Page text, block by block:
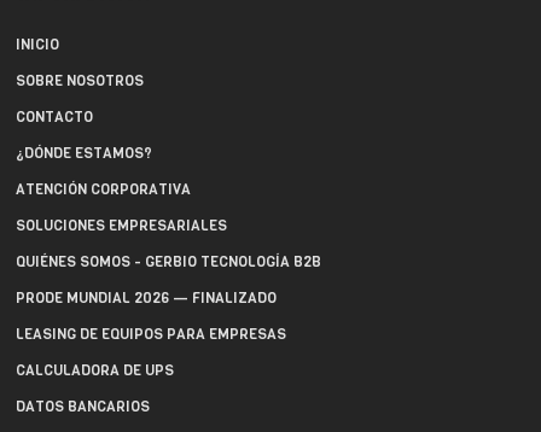
INICIO
SOBRE NOSOTROS
CONTACTO
¿DÓNDE ESTAMOS?
ATENCIÓN CORPORATIVA
SOLUCIONES EMPRESARIALES
QUIÉNES SOMOS - GERBIO TECNOLOGÍA B2B
PRODE MUNDIAL 2026 — FINALIZADO
LEASING DE EQUIPOS PARA EMPRESAS
CALCULADORA DE UPS
DATOS BANCARIOS